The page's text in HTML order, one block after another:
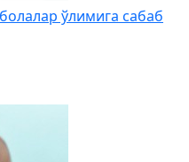
ўлимига сабаб